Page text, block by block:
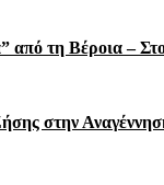
από τη Βέροια –
στην